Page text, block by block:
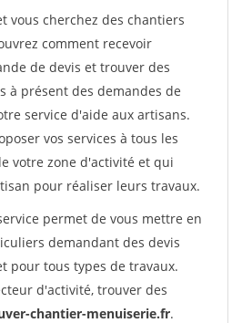
vous cherchez des chantiers
comment recevoir
de devis et trouver des
à présent des demandes de
service d'aide aux artisans.
vos services à tous les
votre zone d'activité et qui
pour réaliser leurs travaux.
permet de vous mettre en
demandant des devis
pour tous types de travaux.
d'activité, trouver des
chantier-menuiserie.fr.